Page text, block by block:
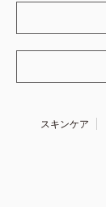
スキンケア